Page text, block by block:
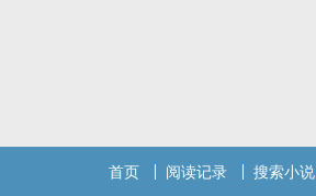
首页 阅读记录 搜索小说